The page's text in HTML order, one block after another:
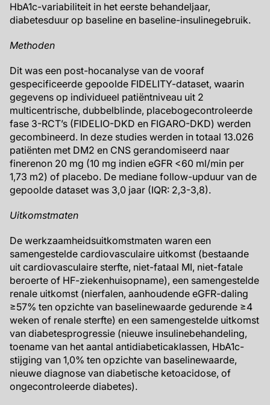
HbA1c-variabiliteit in het eerste behandeljaar,
diabetesduur op baseline en baseline-insulinegebruik.
Methoden
Dit was een post-hocanalyse van de vooraf
gespecificeerde gepoolde FIDELITY-dataset, waarin
gegevens op individueel patiëntniveau uit 2
multicentrische, dubbelblinde, placebogecontroleerde
fase 3-RCT’s (FIDELIO-DKD en FIGARO-DKD) werden
gecombineerd. In deze studies werden in totaal 13.026
patiënten met DM2 en CNS gerandomiseerd naar
finerenon 20 mg (10 mg indien eGFR <60 ml/min per
1,73 m2) of placebo. De mediane follow-upduur van de
gepoolde dataset was 3,0 jaar (IQR: 2,3-3,8).
Uitkomstmaten
De werkzaamheidsuitkomstmaten waren een
samengestelde cardiovasculaire uitkomst (bestaande
uit cardiovasculaire sterfte, niet-fataal MI, niet-fatale
beroerte of HF-ziekenhuisopname), een samengestelde
renale uitkomst (nierfalen, aanhoudende eGFR-daling
≥57% ten opzichte van baselinewaarde gedurende ≥4
weken of renale sterfte) en een samengestelde uitkomst
van diabetesprogressie (nieuwe insulinebehandeling,
toename van het aantal antidiabeticaklassen, HbA1c-
stijging van 1,0% ten opzichte van baselinewaarde,
nieuwe diagnose van diabetische ketoacidose, of
ongecontroleerde diabetes).